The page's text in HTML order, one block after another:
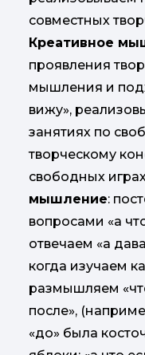
совместных
Креативное
проявления
мышления и
вижу»,
занятиях по
творческому
свободных
мышление:
вопросами «а
отвечаем «а
когда изучаем
размышляем
после»,
«до» была